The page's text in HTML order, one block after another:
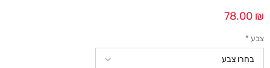
78.00 ₪
צבע *